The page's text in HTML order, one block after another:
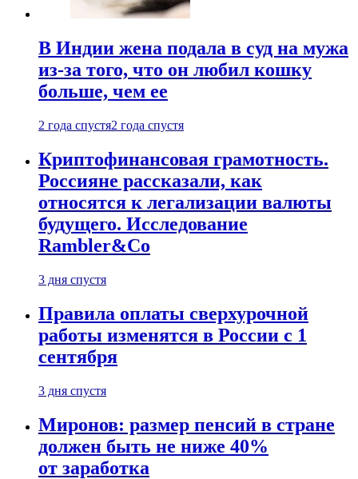
В Индии жена подала в суд на мужа
из-за того, что он любил кошку
больше, чем ее
2 года спустя2 года спустя
Криптофинансовая грамотность.
Россияне рассказали, как
относятся к легализации валюты
будущего. Исследование
Rambler&Co
3 дня спустя
Правила оплаты сверхурочной
работы изменятся в России с 1
сентября
3 дня спустя
Миронов: размер пенсий в стране
должен быть не ниже 40%
от заработка